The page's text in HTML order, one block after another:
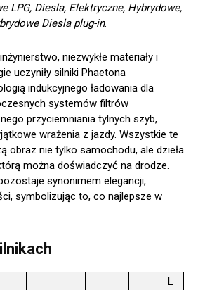
LPG, Diesla, Elektryczne, Hybrydowe,
Diesla plug-in.
niezwykłe materiały i
uczyniły silniki Phaetona
indukcyjnego ładowania dla
systemów filtrów
przyciemniania tylnych szyb,
wrażenia z jazdy. Wszystkie te
obraz nie tylko samochodu, ale dzieła
można doświadczyć na drodze.
synonimem elegancji,
symbolizując to, co najlepsze w
L